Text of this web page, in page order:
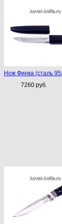
Нож Финка (сталь
7260 руб.